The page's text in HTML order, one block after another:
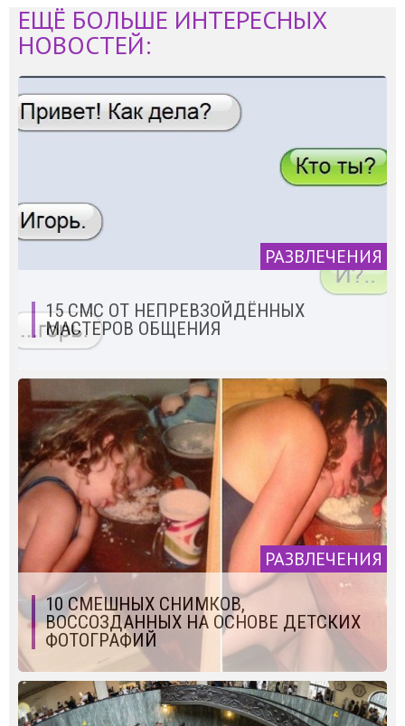
ЕЩЁ БОЛЬШЕ ИНТЕРЕСНЫХ
НОВОСТЕЙ:
РАЗВЛЕЧЕНИЯ
15 СМС ОТ НЕПРЕВЗОЙДЁННЫХ
МАСТЕРОВ ОБЩЕНИЯ
РАЗВЛЕЧЕНИЯ
10 СМЕШНЫХ СНИМКОВ,
ВОССОЗДАННЫХ НА ОСНОВЕ ДЕТСКИХ
ФОТОГРАФИЙ